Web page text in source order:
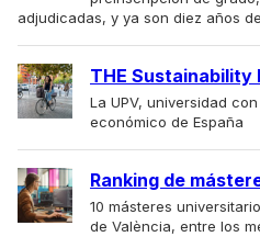
adjudicadas, y ya son diez años
THE Sustainability
La UPV, universidad
económico de España
Ranking de
10 másteres
de València, entre los